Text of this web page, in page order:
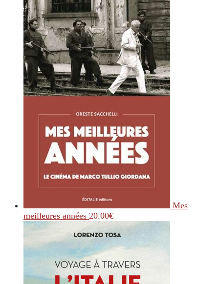
Mes
meilleures années 20.00€